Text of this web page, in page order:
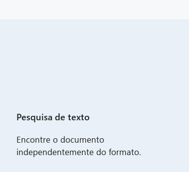
Pesquisa de texto
Encontre o documento
independentemente do formato.